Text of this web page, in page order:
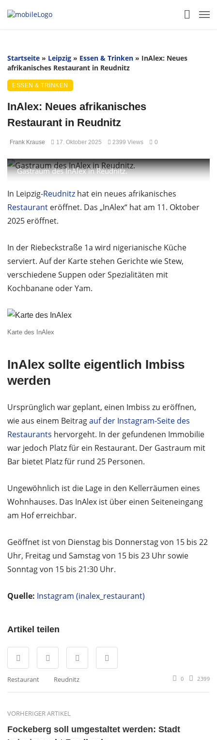
Startseite » Leipzig » Essen & Trinken » InAlex: Neues
afrikanisches Restaurant in Reudnitz
ESSEN & TRINKEN
InAlex: Neues afrikanisches
Restaurant in Reudnitz
Frank Krause 17. Oktober 2025 2399 Views 0
Gastraum des InAlex in Reudnitz.
In Leipzig-Reudnitz hat ein neues afrikanisches
Restaurant eröffnet. Das „InAlex“ hat am 11. Oktober
2025 eröffnet.
In der Riebeckstraße 1a wird nigerianische Küche
serviert. Auf der Karte stehen Gerichte wie Stew,
verschiedene Suppen oder Spezialitäten mit
Kochbanane oder Yam.
Karte des InAlex
InAlex sollte eigentlich Imbiss
werden
Ursprünglich war geplant, einen Imbiss zu eröffnen,
wie aus einem Beitragauf der Instagram-Seite des
Restaurants hervorgeht. In der gefundenen Immobilie
war jedoch Platz für ein Restaurant. Der Gastraum mit
Bar bietet Platz für rund 25 Personen.
Ungewöhnlich ist die Lage in den Kellerräumen eines
Wohnhauses. Das InAlex ist über einen Seiteneingang
am Hof erreichbar.
Geöffnet ist von Dienstag bis Donnerstag von 15 bis 22
Uhr, Freitag und Samstag von 15 bis 23 Uhr sowie
Sonntag von 15 bis 21:30 Uhr.
Quelle: Instagram (inalex_restaurant)
Artikel teilen
Restaurant Reudnitz 0 2399
VORHERIGER ARTIKEL
Fockeberg soll umgestaltet werden: Stadt